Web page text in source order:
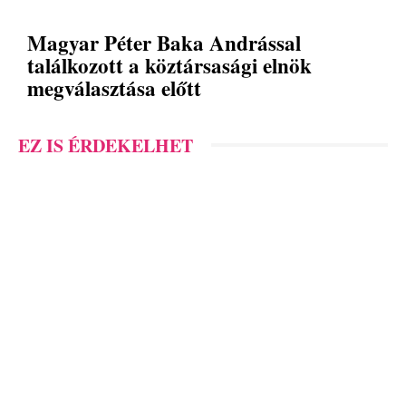
Magyar Péter Baka Andrással
találkozott a köztársasági elnök
megválasztása előtt
EZ IS ÉRDEKELHET